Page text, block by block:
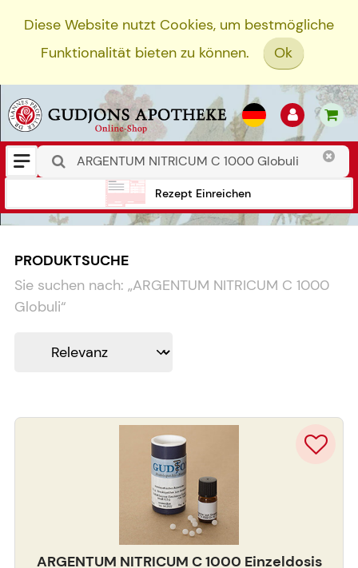
Diese Website nutzt Cookies, um bestmögliche
Funktionalität bieten zu können.
Ok
Rezept Einreichen
PRODUKTSUCHE
Sie suchen nach: „ARGENTUM NITRICUM C 1000
Globuli“
ARGENTUM NITRICUM C 1000 Einzeldosis